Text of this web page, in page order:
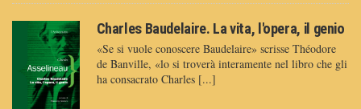
Charles Baudelaire. La vita, l'opera, il genio
«Se si vuole conoscere Baudelaire» scrisse Théodore
de Banville, «lo si troverà interamente nel libro che gli
ha consacrato Charles [...]